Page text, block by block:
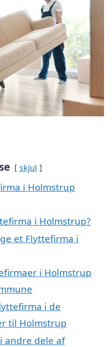
skjul
i Holmstrup
i Holmstrup?
et Flyttefirma i
i Holmstrup
i de
til Holmstrup
andre dele af